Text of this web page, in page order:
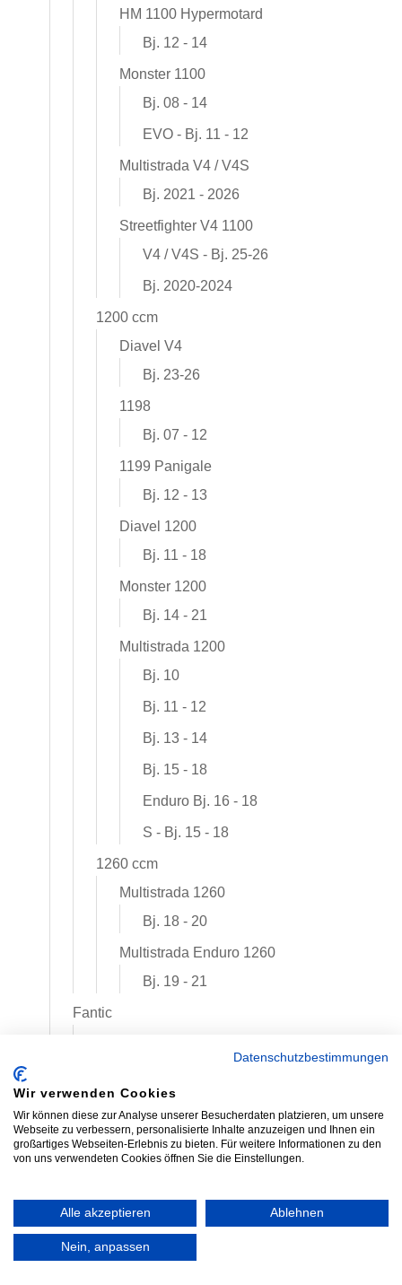
HM 1100 Hypermotard
Bj. 12 - 14
Monster 1100
Bj. 08 - 14
EVO - Bj. 11 - 12
Multistrada V4 / V4S
Bj. 2021 - 2026
Streetfighter V4 1100
V4 / V4S - Bj. 25-26
Bj. 2020-2024
1200 ccm
Diavel V4
Bj. 23-26
1198
Bj. 07 - 12
1199 Panigale
Bj. 12 - 13
Diavel 1200
Bj. 11 - 18
Monster 1200
Bj. 14 - 21
Multistrada 1200
Bj. 10
Bj. 11 - 12
Bj. 13 - 14
Bj. 15 - 18
Enduro Bj. 16 - 18
S - Bj. 15 - 18
1260 ccm
Multistrada 1260
Bj. 18 - 20
Multistrada Enduro 1260
Bj. 19 - 21
Fantic
Bj. 2018-2023
250 ccm
Caballero Scrambler 250
500 ccm
Caballero Scrambler 500
Datenschutzbestimmungen
Wir verwenden Cookies
Wir können diese zur Analyse unserer Besucherdaten platzieren, um unsere
Webseite zu verbessern, personalisierte Inhalte anzuzeigen und Ihnen ein
großartiges Webseiten-Erlebnis zu bieten. Für weitere Informationen zu den
von uns verwendeten Cookies öffnen Sie die Einstellungen.
Alle akzeptieren Ablehnen
Nein, anpassen